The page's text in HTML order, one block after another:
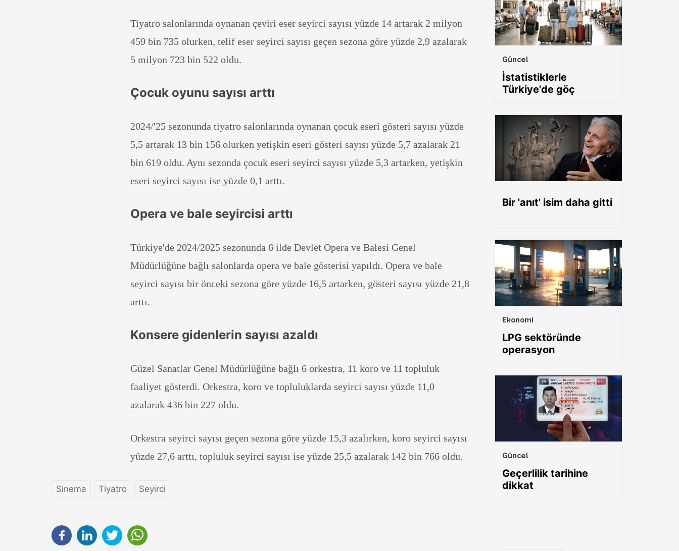
Tiyatro salonlarında oynanan çeviri eser seyirci sayısı yüzde 14 artarak 2 milyon
459 bin 735 olurken, telif eser seyirci sayısı geçen sezona göre yüzde 2,9 azalarak
5 milyon 723 bin 522 oldu.
Çocuk oyunu sayısı arttı
2024/'25 sezonunda tiyatro salonlarında oynanan çocuk eseri gösteri sayısı yüzde
5,5 artarak 13 bin 156 olurken yetişkin eseri gösteri sayısı yüzde 5,7 azalarak 21
bin 619 oldu. Aynı sezonda çocuk eseri seyirci sayısı yüzde 5,3 artarken, yetişkin
eseri seyirci sayısı ise yüzde 0,1 arttı.
Opera ve bale seyircisi arttı
Türkiye'de 2024/2025 sezonunda 6 ilde Devlet Opera ve Balesi Genel
Müdürlüğüne bağlı salonlarda opera ve bale gösterisi yapıldı. Opera ve bale
seyirci sayısı bir önceki sezona göre yüzde 16,5 artarken, gösteri sayısı yüzde 21,8
arttı.
Konsere gidenlerin sayısı azaldı
Güzel Sanatlar Genel Müdürlüğüne bağlı 6 orkestra, 11 koro ve 11 topluluk
faaliyet gösterdi. Orkestra, koro ve topluluklarda seyirci sayısı yüzde 11,0
azalarak 436 bin 227 oldu.
Orkestra seyirci sayısı geçen sezona göre yüzde 15,3 azalırken, koro seyirci sayısı
yüzde 27,6 arttı, topluluk seyirci sayısı ise yüzde 25,5 azalarak 142 bin 766 oldu.
Sinema Tiyatro Seyirci
Güncel
İstatistiklerle
Türkiye'de göç
Bir 'anıt' isim daha gitti
Ekonomi
LPG sektöründe
operasyon
Güncel
Geçerlilik tarihine
dikkat